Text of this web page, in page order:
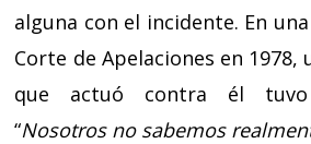
alguna con el incidente. En
Corte de Apelaciones en 1978,
que actuó contra él
“Nosotros no sabemos